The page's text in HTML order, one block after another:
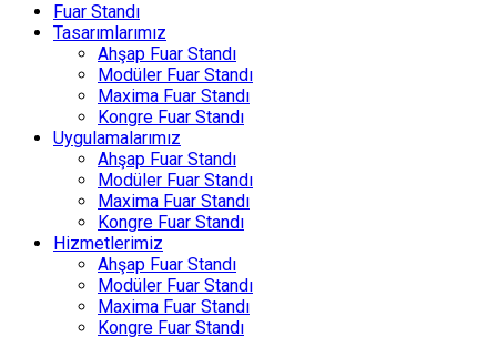
Fuar Standı
Tasarımlarımız
Ahşap Fuar Standı
Modüler Fuar Standı
Maxima Fuar Standı
Kongre Fuar Standı
Uygulamalarımız
Ahşap Fuar Standı
Modüler Fuar Standı
Maxima Fuar Standı
Kongre Fuar Standı
Hizmetlerimiz
Ahşap Fuar Standı
Modüler Fuar Standı
Maxima Fuar Standı
Kongre Fuar Standı